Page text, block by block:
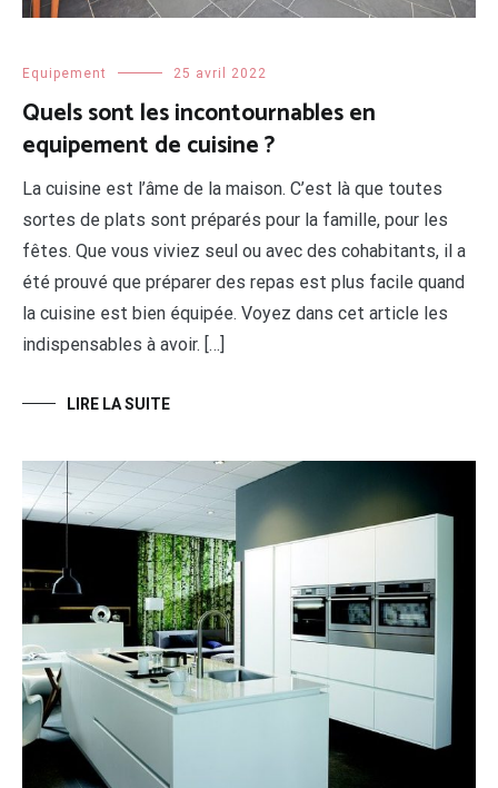
Equipement 25 avril 2022
Quels sont les incontournables en
equipement de cuisine ?
La cuisine est l’âme de la maison. C’est là que toutes
sortes de plats sont préparés pour la famille, pour les
fêtes. Que vous viviez seul ou avec des cohabitants, il a
été prouvé que préparer des repas est plus facile quand
la cuisine est bien équipée. Voyez dans cet article les
indispensables à avoir. […]
LIRE LA SUITE